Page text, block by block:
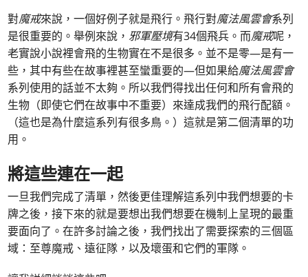
對魔戒來說，一個好例子就是飛行。飛行對魔法風雲會系列
是很重要的。舉例來說， 邪軍壓境有34個飛兵。而魔戒呢，
老實說小說裡會飛的生物實在不是很多。並不是零—是有一
些，其中有些在故事裡甚至蠻重要的—但如果給魔法風雲會
系列使用的話並不太夠。所以我們得找出任何和所有會飛的
生物（即使它們在故事中不重要）來達成我們的飛行配額。
（這也是為什麼這系列有很多鳥。）這就是第二個清單的功
用。
將這些連在一起
一旦我們完成了清單，然後更佳理解這系列中我們想要的卡
牌之後，接下來的就是要想出我們想要在機制上呈現的最重
要面向了。在許多討論之後，我們找出了需要探索的三個區
域：至尊魔戒、遠征隊，以及壞蛋和它們的軍隊。